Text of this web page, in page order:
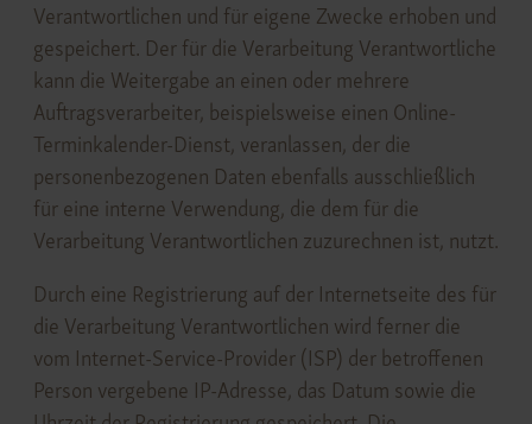
Verantwortlichen und für eigene Zwecke erhoben und
gespeichert. Der für die Verarbeitung Verantwortliche
kann die Weitergabe an einen oder mehrere
Auftragsverarbeiter, beispielsweise einen Online-
Terminkalender-Dienst, veranlassen, der die
personenbezogenen Daten ebenfalls ausschließlich
für eine interne Verwendung, die dem für die
Verarbeitung Verantwortlichen zuzurechnen ist, nutzt.
Durch eine Registrierung auf der Internetseite des für
die Verarbeitung Verantwortlichen wird ferner die
vom Internet-Service-Provider (ISP) der betroffenen
Person vergebene IP-Adresse, das Datum sowie die